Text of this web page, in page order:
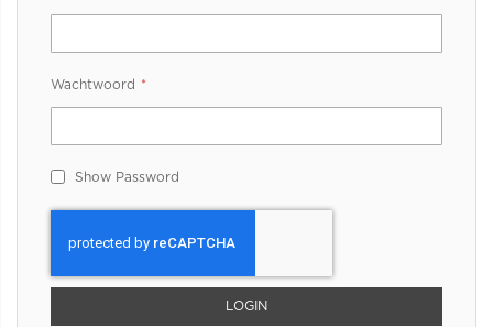
Wachtwoord
Show Password
LOGIN